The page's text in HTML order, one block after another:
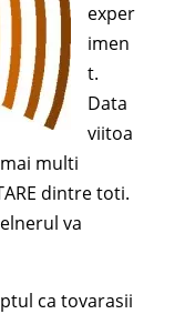
exper
imen
t.
Data
viitoa
multi
dintre toti.
va
ca tovarasii